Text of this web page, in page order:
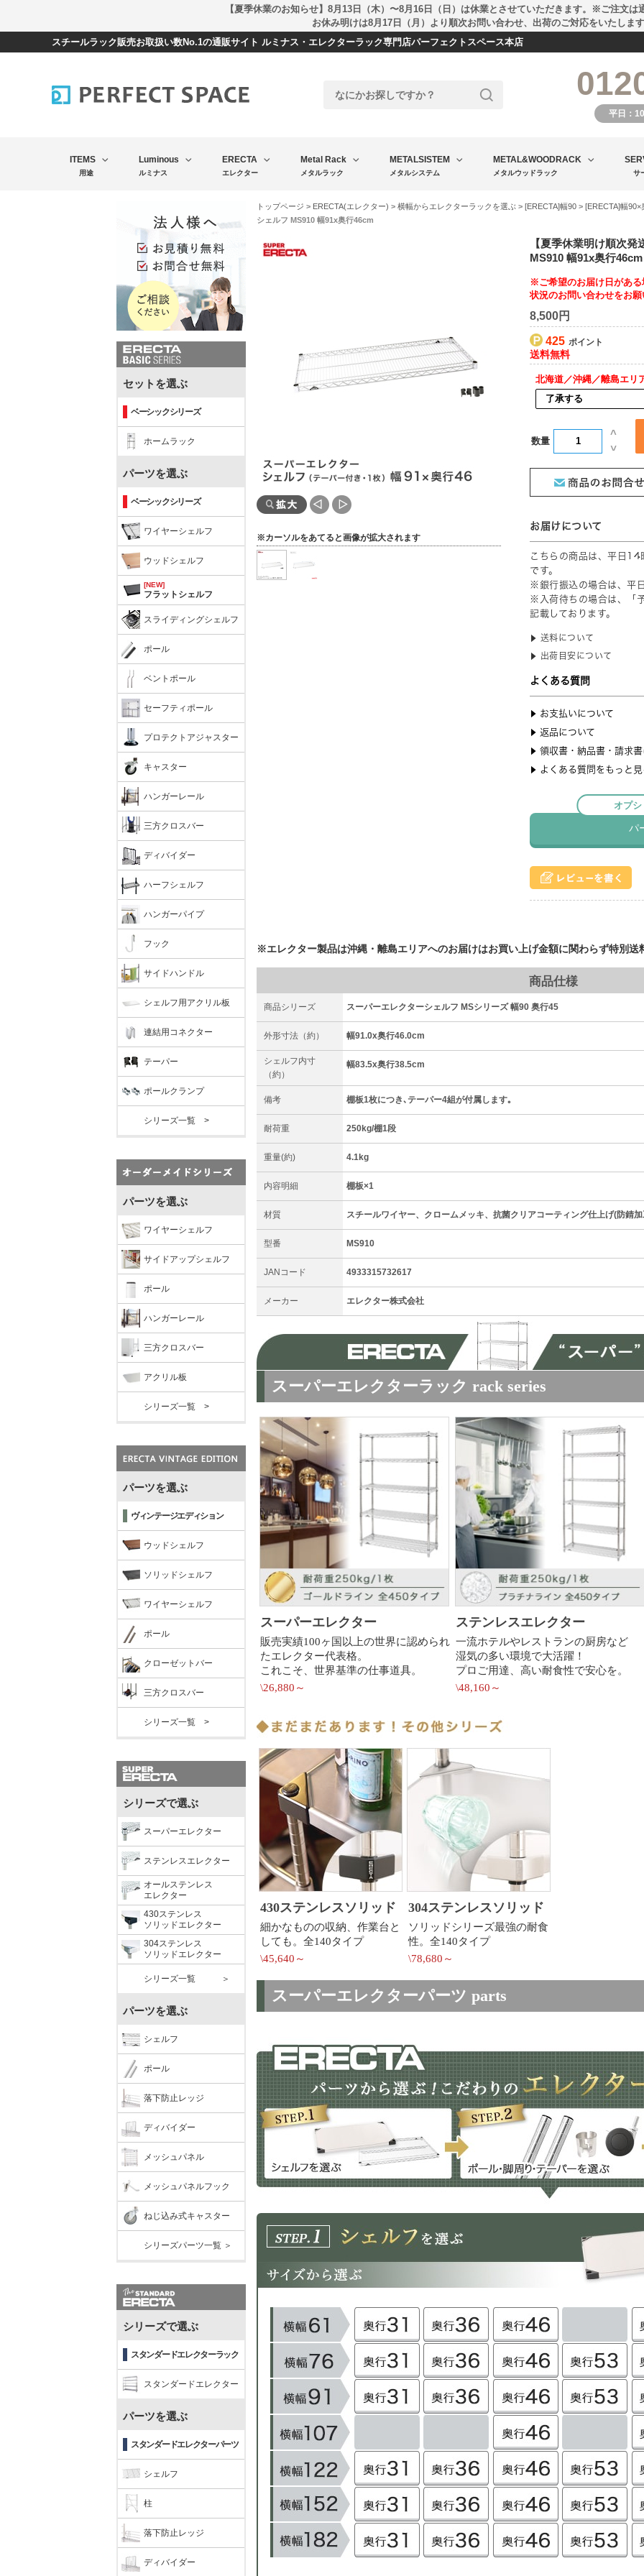
【夏季休業のお知らせ】8月13日（木）〜8月16日（日）は休業とさせていただきます。※ご注文は
お休み明けは8月17日（月）より順次お問い合わせ、出荷のご対応をいたしま
スチールラック販売お取扱い数No.1の通販サイト ルミナス・エレクターラック専門店パーフェクトスペース本店
平日：
ITEMS
用途
Luminous
ルミナス
ERECTA
エレクター
Metal Rack
メタルラック
METALSISTEM
メタルシステム
METAL&WOODRACK
メタルウッドラック サ
セットを選ぶ
ベーシックシリーズ
ホームラック
パーツを選ぶ
ベーシックシリーズ
ワイヤーシェルフ
ウッドシェルフ
[NEW]
フラットシェルフ
スライディングシェルフ
ポール
ベントポール
セーフティポール
プロテクトアジャスター
キャスター
ハンガーレール
三方クロスバー
ディバイダー
ハーフシェルフ
ハンガーパイプ
フック
サイドハンドル
シェルフ用アクリル板
連結用コネクター
テーパー
ポールクランプ
シリーズ一覧 >
パーツを選ぶ
ワイヤーシェルフ
サイドアップシェルフ
ポール
ハンガーレール
三方クロスバー
アクリル板
シリーズ一覧 >
パーツを選ぶ
ヴィンテージエディション
ウッドシェルフ
ソリッドシェルフ
ワイヤーシェルフ
ポール
クローゼットバー
三方クロスバー
シリーズ一覧 >
シリーズで選ぶ
スーパーエレクター
ステンレスエレクター
オールステンレス
エレクター
430ステンレス
ソリッドエレクター
304ステンレス
ソリッドエレクター
シリーズ一覧 ＞
パーツを選ぶ
シェルフ
ポール
落下防止レッジ
ディバイダー
メッシュパネル
メッシュパネルフック
ねじ込み式キャスター
シリーズパーツ一覧 ＞
シリーズで選ぶ
スタンダードエレクターラック
スタンダードエレクター
パーツを選ぶ
スタンダードエレクターパーツ
シェルフ
柱
落下防止レッジ
ディバイダー
トップページ > ERECTA(エレクター) > 横幅からエレクターラックを選ぶ > [ERECTA]幅90 > [ERECTA]幅90×
シェルフ MS910 幅91x奥行46cm
【夏季休業明け順次
MS910 幅91x奥行46cm
※ご希望のお届け日があ
状況のお問い合わせをお
8,500円
425
[ 送料込 ]
北海道／沖縄／離島エリ
数量
※カーソルをあてると画像が拡大されます
※エレクター製品は沖縄・離島エリアへのお届けはお買い上げ金額に関わらず特別送
商品仕様
商品シリーズ スーパーエレクターシェルフ MSシリーズ 幅90 奥行45
外形寸法（約） 幅91.0x奥行46.0cm
シェルフ内寸
（約）
幅83.5x奥行38.5cm
備考 棚板1枚につき､テーパー4組が付属します｡
耐荷重 250kg/棚1段
重量(約) 4.1kg
内容明細 棚板×1
材質 スチールワイヤー、クロームメッキ、抗菌クリアコーティング仕上げ(防錆
型番 MS910
JANコード 4933315732617
メーカー エレクター株式会社